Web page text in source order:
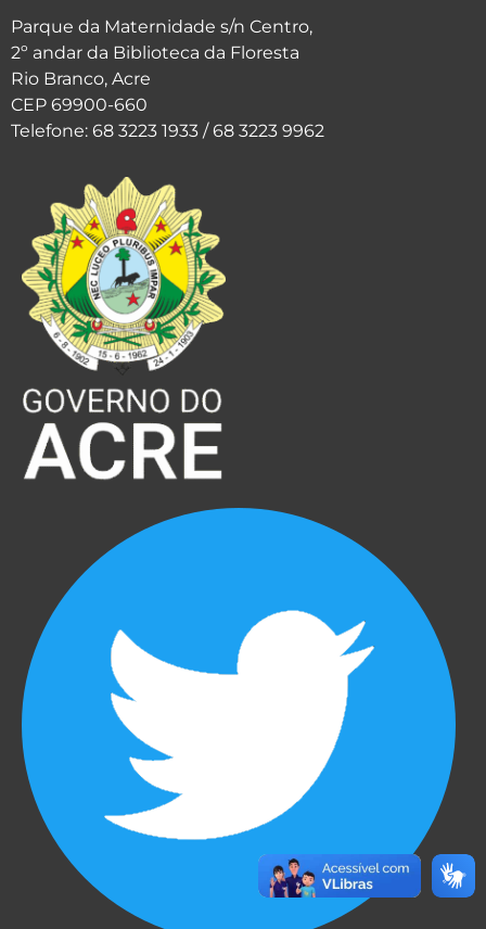
Parque da Maternidade s/n Centro,
2º andar da Biblioteca da Floresta
Rio Branco, Acre
CEP 69900-660
Telefone: 68 3223 1933 / 68 3223 9962